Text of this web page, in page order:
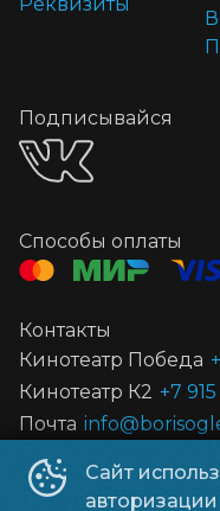
Сайт
Подписывайся
Способы оплаты
Контакты
Кинотеатр Победа
Кинотеатр К2 +7
Почта